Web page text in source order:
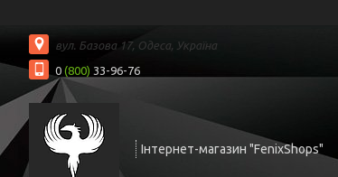
вул. Базова 17, Одеса, Україна
0 (800) 33-96-76
Інтернет-магазин "FenixShops"